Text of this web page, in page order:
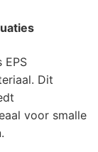
EPS
Dit
voor smalle